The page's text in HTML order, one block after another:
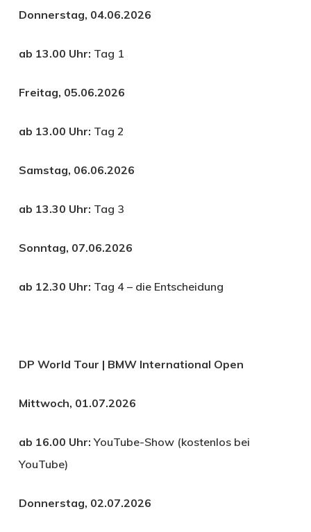
Donnerstag, 04.06.2026
ab 13.00 Uhr: Tag 1
Freitag, 05.06.2026
ab 13.00 Uhr: Tag 2
Samstag, 06.06.2026
ab 13.30 Uhr: Tag 3
Sonntag, 07.06.2026
ab 12.30 Uhr: Tag 4 – die Entscheidung
DP World Tour | BMW International Open
Mittwoch, 01.07.2026
ab 16.00 Uhr:YouTube-Show (kostenlos bei
YouTube)
Donnerstag, 02.07.2026